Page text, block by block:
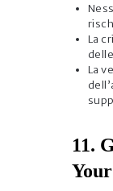
La
La
11.